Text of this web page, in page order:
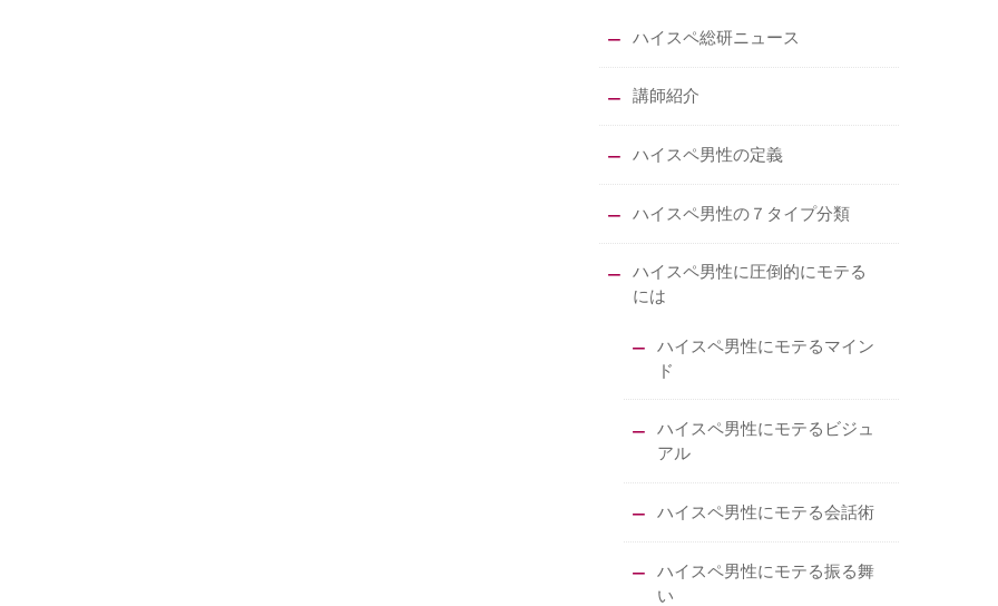
ハイスペ総研ニュース
講師紹介
ハイスペ男性の定義
ハイスペ男性の７タイプ分類
ハイスペ男性に圧倒的にモテる
には
ハイスペ男性にモテるマイン
ド
ハイスペ男性にモテるビジュ
アル
ハイスペ男性にモテる会話術
ハイスペ男性にモテる振る舞
い